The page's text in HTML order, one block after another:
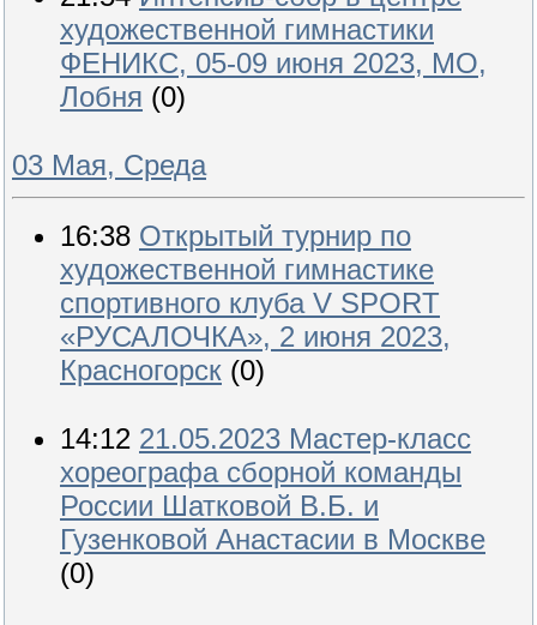
художественной гимнастики
ФЕНИКС, 05-09 июня 2023, МО,
Лобня (0)
03 Мая, Среда
16:38 Открытый турнир по
художественной гимнастике
спортивного клуба V SPORT
«РУСАЛОЧКА», 2 июня 2023,
Красногорск (0)
14:12 21.05.2023 Мастер-класс
хореографа сборной команды
России Шатковой В.Б. и
Гузенковой Анастасии в Москве
(0)